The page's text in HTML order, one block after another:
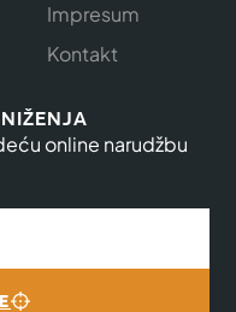
Impresum
Kontakt
online narudžbu